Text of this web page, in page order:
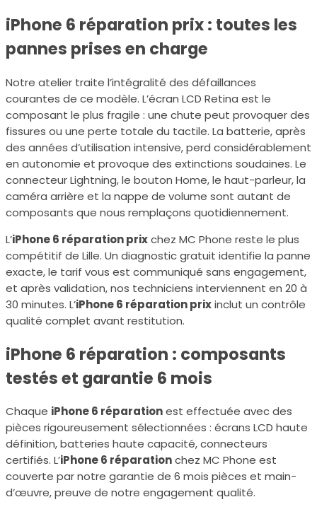
iPhone 6 réparation prix : toutes les
pannes prises en charge
Notre atelier traite l’intégralité des défaillances
courantes de ce modèle. L’écran LCD Retina est le
composant le plus fragile : une chute peut provoquer des
fissures ou une perte totale du tactile. La batterie, après
des années d’utilisation intensive, perd considérablement
en autonomie et provoque des extinctions soudaines. Le
connecteur Lightning, le bouton Home, le haut-parleur, la
caméra arrière et la nappe de volume sont autant de
composants que nous remplaçons quotidiennement.
L’iPhone 6 réparation prixchez MC Phone reste le plus
compétitif de Lille. Un diagnostic gratuit identifie la panne
exacte, le tarif vous est communiqué sans engagement,
et après validation, nos techniciens interviennent en 20 à
30 minutes. L’iPhone 6 réparation prixinclut un contrôle
qualité complet avant restitution.
iPhone 6 réparation : composants
testés et garantie 6 mois
Chaque iPhone 6 réparationest effectuée avec des
pièces rigoureusement sélectionnées : écrans LCD haute
définition, batteries haute capacité, connecteurs
certifiés. L’iPhone 6 réparationchez MC Phone est
couverte par notre garantie de 6 mois pièces et main-
d’œuvre, preuve de notre engagement qualité.